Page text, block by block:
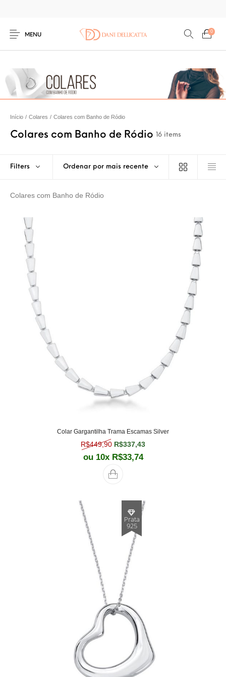
MENU
0
Início / Colares / Colares com Banho de Ródio
Colares com Banho de Ródio 16 items
Filters Ordenar por mais recente
Colares com Banho de Ródio
Colar Gargantilha Trama Escamas Silver
R$449,90 O preço original era: R$449,90.
R$337,43
ou 10x R$33,74
Prata
925